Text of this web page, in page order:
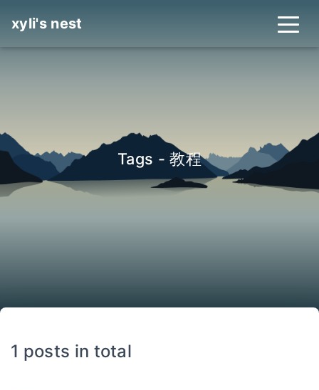
xyli's nest
Tags - 教程
1 posts in total